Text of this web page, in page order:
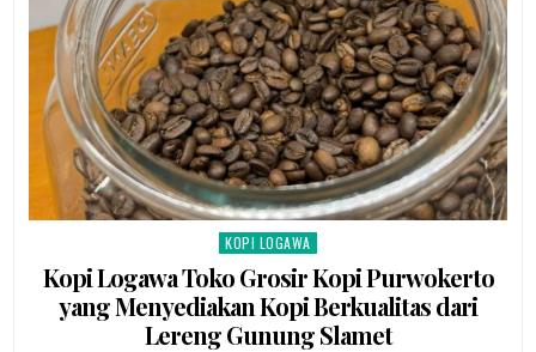
Posted in
KOPI LOGAWA
Kopi Logawa Toko Grosir Kopi Purwokerto
yang Menyediakan Kopi Berkualitas dari
Lereng Gunung Slamet